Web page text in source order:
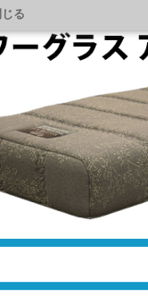
ti/p/@901ptzjz
る